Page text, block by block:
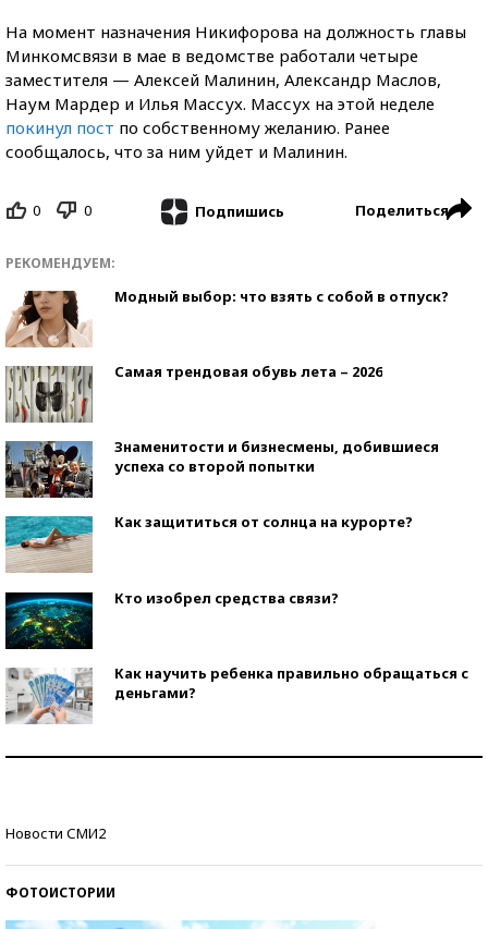
На момент назначения Никифорова на должность главы
Минкомсвязи в мае в ведомстве работали четыре
заместителя — Алексей Малинин, Александр Маслов,
Наум Мардер и Илья Массух. Массух на этой неделе
покинул пост по собственному желанию. Ранее
сообщалось, что за ним уйдет и Малинин.
0 0 Подпишись Поделиться
РЕКОМЕНДУЕМ:
Модный выбор: что взять с собой в отпуск?
Самая трендовая обувь лета – 2026
Знаменитости и бизнесмены, добившиеся
успеха со второй попытки
Как защититься от солнца на курорте?
Кто изобрел средства связи?
Как научить ребенка правильно обращаться с
деньгами?
Новости СМИ2
ФОТОИСТОРИИ